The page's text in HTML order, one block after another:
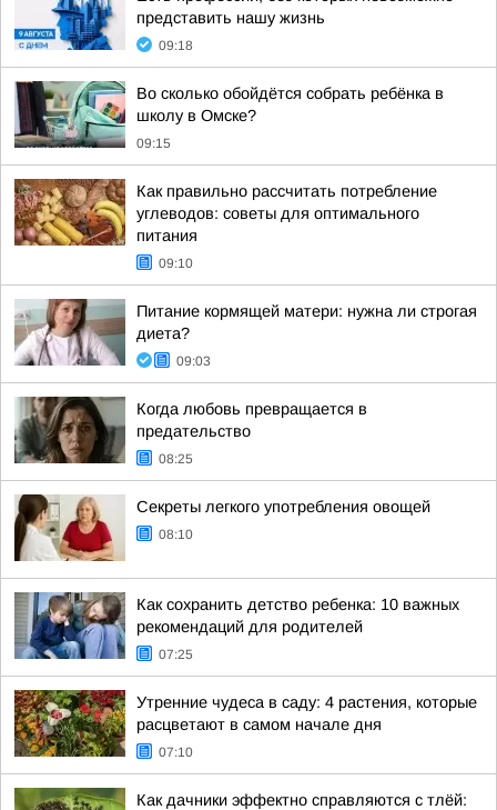
представить нашу жизнь
09:18
Во сколько обойдётся собрать ребёнка в
школу в Омске?
09:15
Как правильно рассчитать потребление
углеводов: советы для оптимального
питания
09:10
Питание кормящей матери: нужна ли строгая
диета?
09:03
Когда любовь превращается в
предательство
08:25
Секреты легкого употребления овощей
08:10
Как сохранить детство ребенка: 10 важных
рекомендаций для родителей
07:25
Утренние чудеса в саду: 4 растения, которые
расцветают в самом начале дня
07:10
Как дачники эффектно справляются с тлёй: